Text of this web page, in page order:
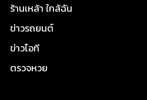
ร้านเหล้า ใกล้ฉัน
ข่าวรถยนต์
ข่าวไอที
ตรวจหวย